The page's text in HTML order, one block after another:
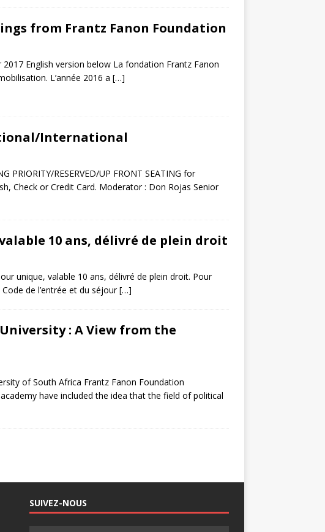
from Frantz Fanon Foundation
English version below La fondation Frantz Fanon
L’année 2016 a […]
International
RESERVED/UP FRONT SEATING for
Check or Credit Card. Moderator : Don Rojas Senior
10 ans, délivré de plein droit
unique, valable 10 ans, délivré de plein droit. Pour
de l’entrée et du séjour[…]
: A View from the
of South Africa Frantz Fanon Foundation
have included the idea that the field of political
SUIVEZ-NOUS